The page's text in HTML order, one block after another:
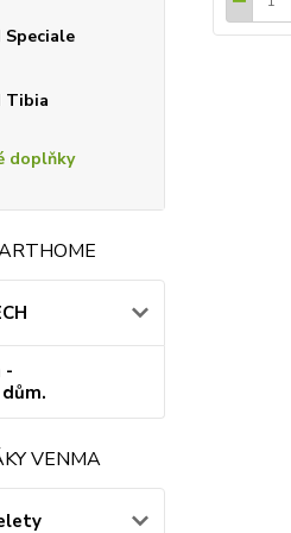
Speciale
Tibia
doplňky
-
VENMA